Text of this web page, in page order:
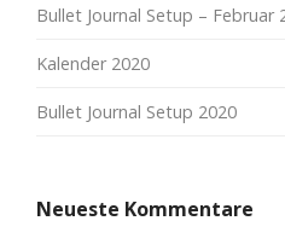
Bullet Journal Setup – Februar
Kalender 2020
Bullet Journal Setup 2020
Neueste Kommentare